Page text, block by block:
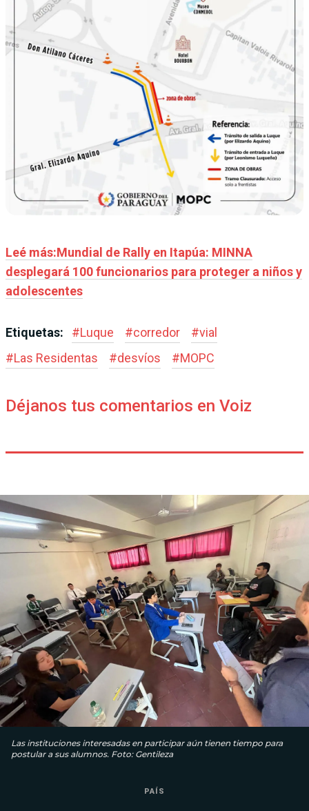
Leé más:Mundial de Rally en Itapúa: MINNA
desplegará 100 funcionarios para proteger a niños y
adolescentes
Etiquetas: #Luque #corredor #vial
#Las Residentas #desvíos #MOPC
Déjanos tus comentarios en Voiz
Las instituciones interesadas en participar aún tienen tiempo para
postular a sus alumnos. Foto: Gentileza
PAÍS